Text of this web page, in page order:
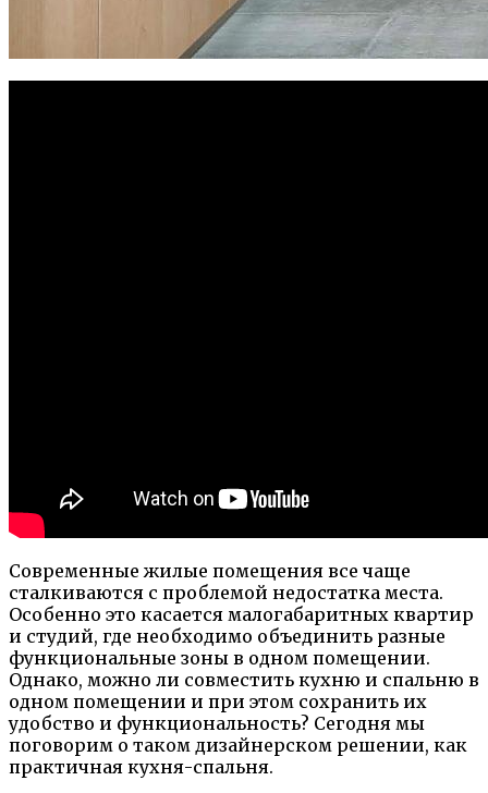
Современные жилые помещения все чаще
сталкиваются с проблемой недостатка места.
Особенно это касается малогабаритных квартир
и студий, где необходимо объединить разные
функциональные зоны в одном помещении.
Однако, можно ли совместить кухню и спальню в
одном помещении и при этом сохранить их
удобство и функциональность? Сегодня мы
поговорим о таком дизайнерском решении, как
практичная кухня-спальня.